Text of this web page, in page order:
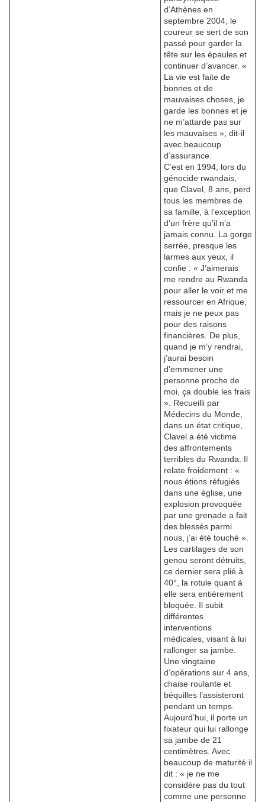
d’Athènes en
septembre 2004, le
coureur se sert de son
passé pour garder la
tête sur les épaules et
continuer d’avancer. «
La vie est faite de
bonnes et de
mauvaises choses, je
garde les bonnes et je
ne m’attarde pas sur
les mauvaises », dit-il
avec beaucoup
d’assurance.
C’est en 1994, lors du
génocide rwandais,
que Clavel, 8 ans, perd
tous les membres de
sa famille, à l’exception
d’un frère qu’il n’a
jamais connu. La gorge
serrée, presque les
larmes aux yeux, il
confie : « J’aimerais
me rendre au Rwanda
pour aller le voir et me
ressourcer en Afrique,
mais je ne peux pas
pour des raisons
financières. De plus,
quand je m’y rendrai,
j’aurai besoin
d’emmener une
personne proche de
moi, ça double les frais
». Recueilli par
Médecins du Monde,
dans un état critique,
Clavel a été victime
des affrontements
terribles du Rwanda. Il
relate froidement : «
nous étions réfugiés
dans une église, une
explosion provoquée
par une grenade a fait
des blessés parmi
nous, j’ai été touché ».
Les cartilages de son
genou seront détruits,
ce dernier sera plié à
40°, la rotule quant à
elle sera entièrement
bloquée. Il subit
différentes
interventions
médicales, visant à lui
rallonger sa jambe.
Une vingtaine
d’opérations sur 4 ans,
chaise roulante et
béquilles l’assisteront
pendant un temps.
Aujourd’hui, il porte un
fixateur qui lui rallonge
sa jambe de 21
centimètres. Avec
beaucoup de maturité il
dit : « je ne me
considère pas du tout
comme une personne